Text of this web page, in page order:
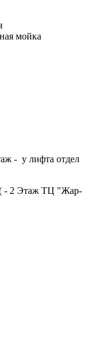
мойка
- у лифта отдел
- 2 Этаж ТЦ "Жар-